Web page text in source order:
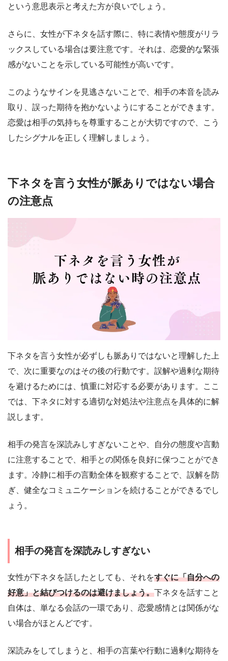
という意思表示と考えた方が良いでしょう。
さらに、女性が下ネタを話す際に、特に表情や態度がリラ
ックスしている場合は要注意です。それは、恋愛的な緊張
感がないことを示している可能性が高いです。
このようなサインを見逃さないことで、相手の本音を読み
取り、誤った期待を抱かないようにすることができます。
恋愛は相手の気持ちを尊重することが大切ですので、こう
したシグナルを正しく理解しましょう。
下ネタを言う女性が脈ありではない場合
の注意点
下ネタを言う女性が必ずしも脈ありではないと理解した上
で、次に重要なのはその後の行動です。誤解や過剰な期待
を避けるためには、慎重に対応する必要があります。ここ
では、下ネタに対する適切な対処法や注意点を具体的に解
説します。
相手の発言を深読みしすぎないことや、自分の態度や言動
に注意することで、相手との関係を良好に保つことができ
ます。冷静に相手の言動全体を観察することで、誤解を防
ぎ、健全なコミュニケーションを続けることができるでし
ょう。
相手の発言を深読みしすぎない
女性が下ネタを話したとしても、それをすぐに「自分への
好意」と結びつけるのは避けましょう。下ネタを話すこと
自体は、単なる会話の一環であり、恋愛感情とは関係がな
い場合がほとんどです。
深読みをしてしまうと、相手の言葉や行動に過剰な期待を